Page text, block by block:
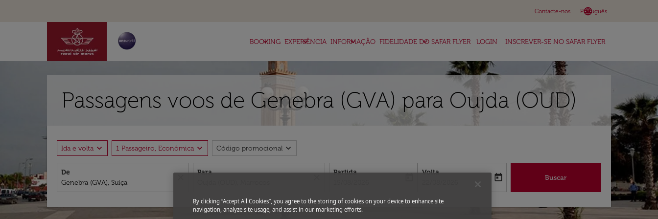
Contacte-nos language
Português
keyboard_arrow_down
BOOKING
keyboard_arrow_down EXPERIÊNCIA
keyboard_arrow_down INFORMAÇÃO
keyboard_arrow_down FIDELIDADE DO SAFAR FLYER
keyboard_arrow_down LOGIN INSCREVER-SE NO SAFAR FLYER
Passagens voos de Genebra (GVA) para Oujda (OUD)
Ida e volta expand_more 1 Passageiro, Econômica expand_more Código promocional expand_more
De Para
Partida
Volta
fc-booking-return-date-aria-label
today Buscar
By clicking “Accept All Cookies”, you agree to the storing of cookies on your device to enhance site
navigation, analyze site usage, and assist in our marketing efforts.